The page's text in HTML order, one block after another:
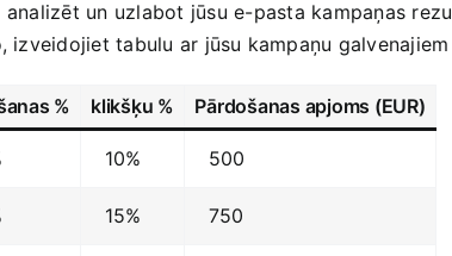
un‌ uzlabot⁤ jūsu e-pasta kampaņas
izveidojiet tabulu ar jūsu kampaņu
% klikšķu % Pārdošanas‍ apjoms (EUR)
10% 500
15% 750